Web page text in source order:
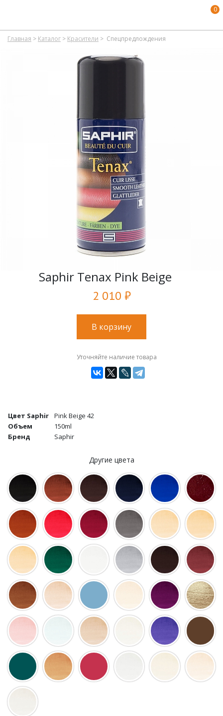
0
Главная > Каталог > Красители > Спецпредлождения
Saphir Tenax Pink Beige
2 010 ₽
В корзину
Уточняйте наличие товара
Цвет Saphir
Pink Beige 42
Объем
150ml
Бренд
Saphir
Другие цвета